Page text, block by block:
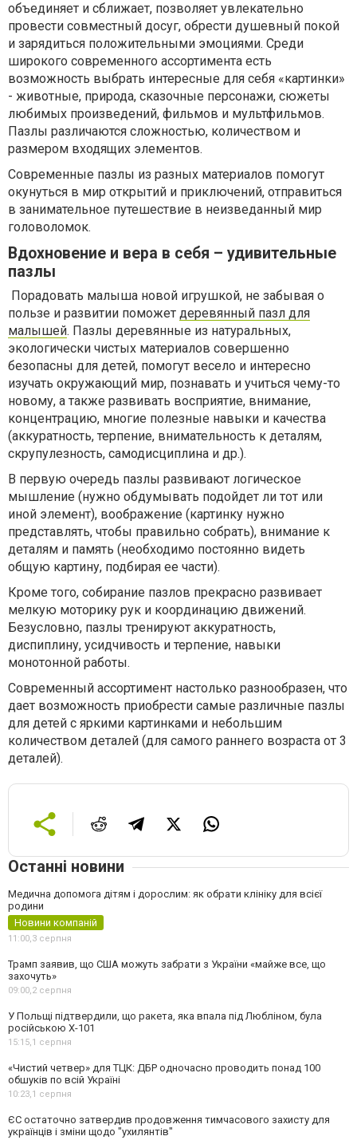
объединяет и сближает, позволяет увлекательно
провести совместный досуг, обрести душевный покой
и зарядиться положительными эмоциями. Среди
широкого современного ассортимента есть
возможность выбрать интересные для себя «картинки»
- животные, природа, сказочные персонажи, сюжеты
любимых произведений, фильмов и мультфильмов.
Пазлы различаются сложностью, количеством и
размером входящих элементов.
Современные пазлы из разных материалов помогут
окунуться в мир открытий и приключений, отправиться
в занимательное путешествие в неизведанный мир
головоломок.
Вдохновение и вера в себя – удивительные
пазлы
Порадовать малыша новой игрушкой, не забывая о
пользе и развитии поможет деревянный пазл для
малышей. Пазлы деревянные из натуральных,
экологически чистых материалов совершенно
безопасны для детей, помогут весело и интересно
изучать окружающий мир, познавать и учиться чему-то
новому, а также развивать восприятие, внимание,
концентрацию, многие полезные навыки и качества
(аккуратность, терпение, внимательность к деталям,
скрупулезность, самодисциплина и др.).
В первую очередь пазлы развивают логическое
мышление (нужно обдумывать подойдет ли тот или
иной элемент), воображение (картинку нужно
представлять, чтобы правильно собрать), внимание к
деталям и память (необходимо постоянно видеть
общую картину, подбирая ее части).
Кроме того, собирание пазлов прекрасно развивает
мелкую моторику рук и координацию движений.
Безусловно, пазлы тренируют аккуратность,
диспиплину, усидчивость и терпение, навыки
монотонной работы.
Современный ассортимент настолько разнообразен, что
дает возможность приобрести самые различные пазлы
для детей с яркими картинками и небольшим
количеством деталей (для самого раннего возраста от 3
деталей).
Останні новини
Медична допомога дітям і дорослим: як обрати клініку для всієї
родини
Новини компаній
11:00,3 серпня
Трамп заявив, що США можуть забрати з України «майже все, що
захочуть»
09:00,2 серпня
У Польщі підтвердили, що ракета, яка впала під Любліном, була
російською Х-101
15:15,1 серпня
«Чистий четвер» для ТЦК: ДБР одночасно проводить понад 100
обшуків по всій Україні
10:23,1 серпня
ЄС остаточно затвердив продовження тимчасового захисту для
українців і зміни щодо "ухилянтів"